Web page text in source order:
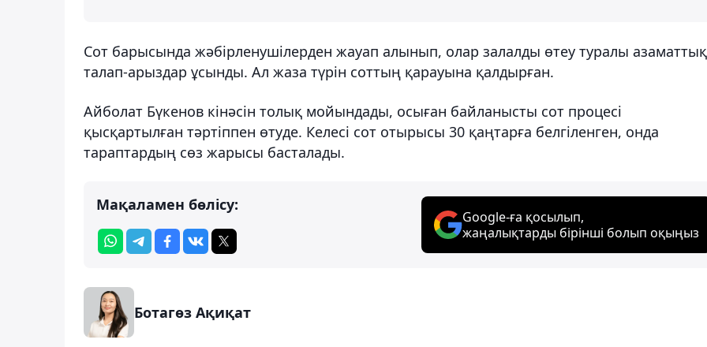
Сот барысында жәбірленушілерден жауап алынып, олар залалды өтеу туралы азаматтық
талап-арыздар ұсынды. Ал жаза түрін соттың қарауына қалдырған.
Айболат Бүкенов кінәсін толық мойындады, осыған байланысты сот процесі
қысқартылған тәртіппен өтуде. Келесі сот отырысы 30 қаңтарға белгіленген, онда
тараптардың сөз жарысы басталады.
Мақаламен бөлісу:
Google-ға қосылып,
жаңалықтарды бірінші болып оқыңыз
Ботагөз Ақиқат